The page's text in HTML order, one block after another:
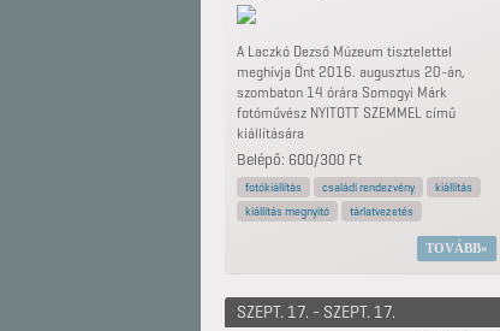
A Laczkó Dezső Múzeum tisztelettel
meghívja Önt 2016. augusztus 20-án,
szombaton 14 órára Somogyi Márk
fotóművész NYITOTT SZEMMEL című
kiállítására
Belépő: 600/300 Ft
fotókiállítás családi rendezvény
kiállítás
kiállítás megnyitó
tárlatvezetés
TOVÁBB
SZEPT. 17. - SZEPT. 17.